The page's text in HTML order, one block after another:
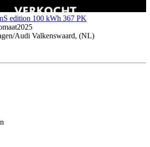
S edition 100 kWh 367 PK
2025
Audi Valkenswaard, (NL)